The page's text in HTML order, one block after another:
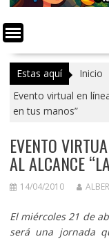
Estas aquí Inicio
Evento virtual en
en tus manos”
EVENTO
AL ALCANCE
14/04/2010
El miércoles 21 de
será una jornada